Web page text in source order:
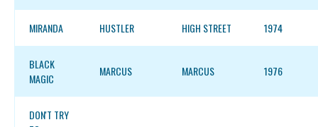
MIRANDA HUSTLER HIGH STREET 1974
BLACK
MAGIC
MARCUS MARCUS 1976
DON'T TRY